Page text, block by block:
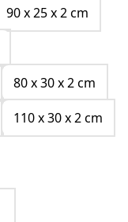
90 x 25 x 2 cm
80 x 30 x 2 cm
110 x 30 x 2 cm